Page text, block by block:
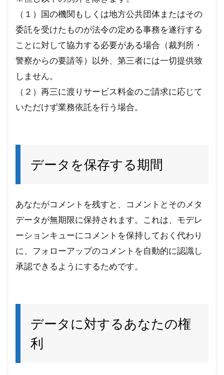
（１）国の機関もしくは地方公共団体またはその
委託を受けたものが法令の定める事務を遂行する
ことに対して協力する必要がある場合（裁判所・
警察からの要請等）以外、第三者には一切提供致
しません。
（２）再三に渡りサービス料金のご請求に応じて
いただけず業務依託を行う場合。
データを保存する期間
あなたがコメントを残すと、コメントとそのメタ
データが無期限に保持されます。これは、モデレ
ーションキューにコメントを保持しておく代わり
に、フォローアップのコメントを自動的に認識し
承認できるようにするためです。
データに対するあなたの権
利